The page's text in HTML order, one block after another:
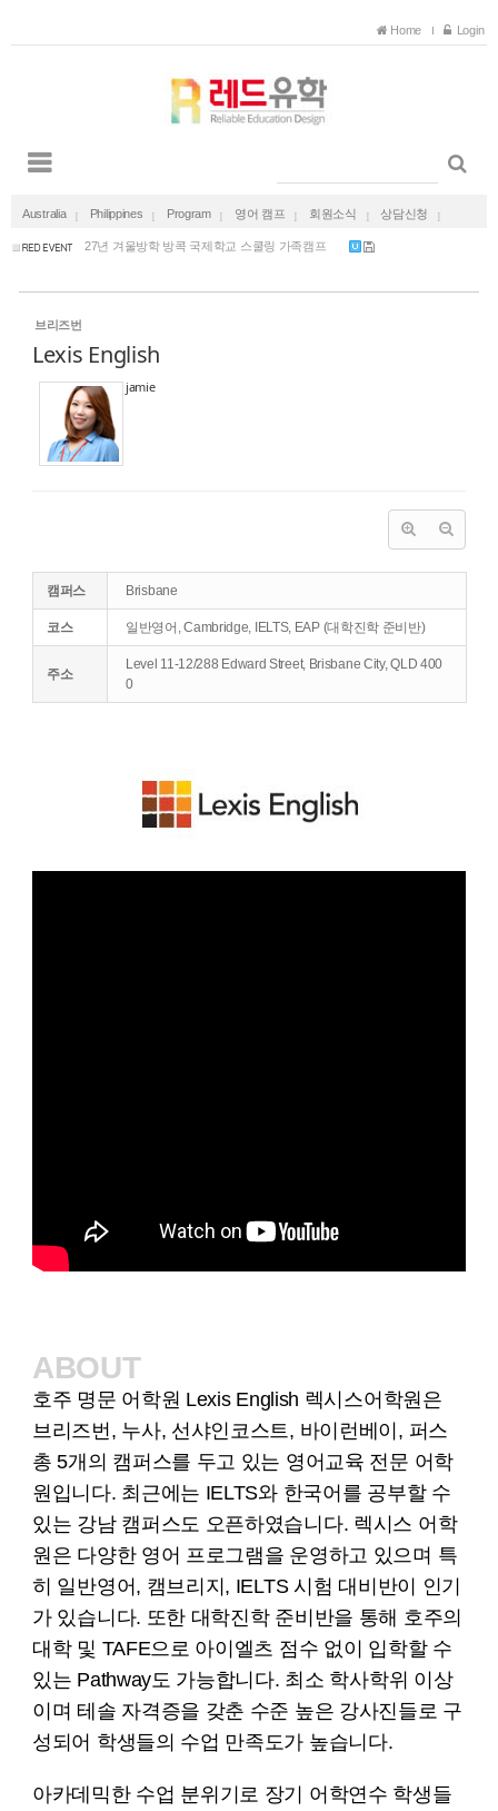
Home Login
Australia Philippines Program 영어 캠프 회원소식 상담신청
2026 여름방학 캐나다 영어캠프 (리얼 캐네디언과...
27년 겨울방학 방콕 국제학교 스쿨링 가족캠프
2026 여름방학 캐나다 영어캠프 (리얼 캐네디언과...
27년 겨울방학 방콕 국제학교 스쿨링 가족캠프
27년 겨울방학 푸켓 국제학교 스쿨링 가족캠프
브리즈번
Lexis English
jamie
캠퍼스 Brisbane
코스 일반영어, Cambridge, IELTS, EAP (대학진학 준비반)
주소
Level 11-12/288 Edward Street, Brisbane City, QLD 400
0
ABOUT
호주 명문 어학원 Lexis English 렉시스어학원은
브리즈번, 누사, 선샤인코스트, 바이런베이, 퍼스
총 5개의 캠퍼스를 두고 있는 영어교육 전문 어학
원입니다. 최근에는 IELTS와 한국어를 공부할 수
있는 강남 캠퍼스도 오픈하였습니다. 렉시스 어학
원은 다양한 영어 프로그램을 운영하고 있으며 특
히 일반영어, 캠브리지, IELTS 시험 대비반이 인기
가 있습니다. 또한 대학진학 준비반을 통해 호주의
대학 및 TAFE으로 아이엘츠 점수 없이 입학할 수
있는 Pathway도 가능합니다. 최소 학사학위 이상
이며 테솔 자격증을 갖춘 수준 높은 강사진들로 구
성되어 학생들의 수업 만족도가 높습니다.
아카데믹한 수업 분위기로 장기 어학연수 학생들